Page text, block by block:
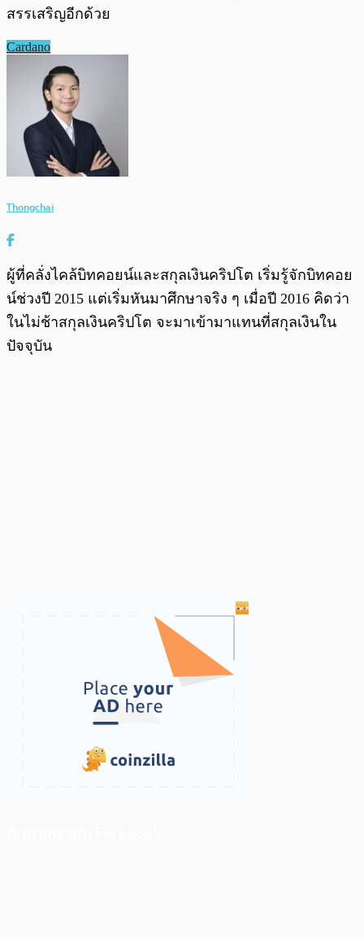
สรรเสริญอีกด้วย
Cardano
Thongchai
ผู้ที่คลั่งไคล้บิทคอยน์และสกุลเงินคริปโต เริ่มรู้จักบิทคอย
น์ช่วงปี 2015 แต่เริ่มหันมาศึกษาจริง ๆ เมื่อปี 2016 คิดว่า
ในไม่ช้าสกุลเงินคริปโต จะมาเข้ามาแทนที่สกุลเงินใน
ปัจจุบัน